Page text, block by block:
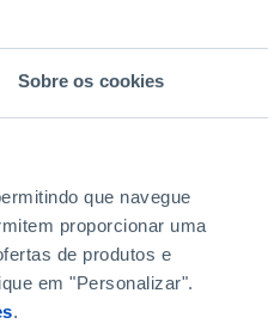
Sobre os cookies
que navegue
proporcionar uma
de produtos e
em "Personalizar".
.
ORDENAR POR